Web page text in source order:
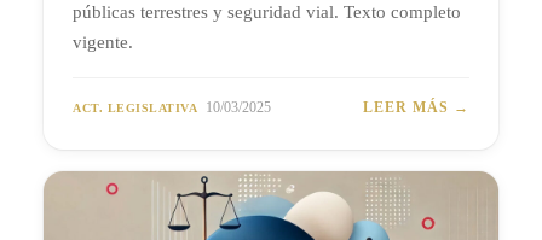
públicas terrestres y seguridad vial. Texto completo
vigente.
ACT. LEGISLATIVA 10/03/2025 LEER MÁS →